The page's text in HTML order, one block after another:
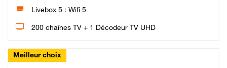
Livebox 5 : Wifi 5
200 chaînes TV + 1 Décodeur TV UHD
Meilleur choix